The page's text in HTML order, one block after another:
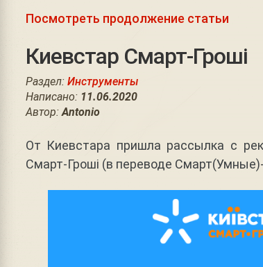
Посмотреть продолжение статьи
Киевстар Смарт-Гроші
Раздел: Инструменты
Написано: 11.06.2020
Автор:Antonio
От Киевстара пришла рассылка с
Смарт-Гроші (в переводе